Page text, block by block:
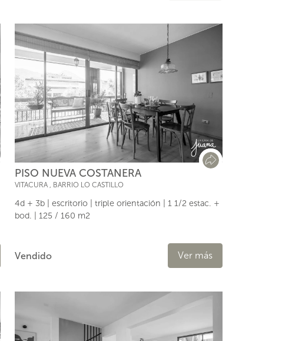
PISO NUEVA COSTANERA
VITACURA, BARRIO LO CASTILLO
4d + 3b | escritorio | triple orientación | 1 1/2 estac. +
bod. | 125 / 160 m2
Vendido Ver más